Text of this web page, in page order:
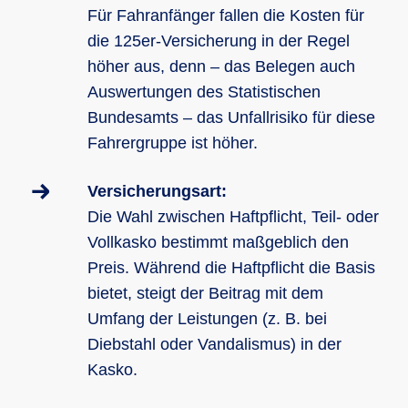
gerechtfertigt sind, und wehrt diese im
Zweifelsfall ab.
Bei Wildunfällen und Glasbruch:
Kollisionen mit Tieren oder Schäden an
der Verglasung des Fahrzeugs werden
abgedeckt, was bei Alltagsnutzung
schnell relevant werden kann.
Wenn Ihr 125er-Motorrad oder -Roller
finanziert ist, sichert die Vollkasko nicht
nur das Fahrzeug ab, sondern sorgt
auch dafür, dass Sie die Restschuld im
Falle eines Totalschadens nicht allein
Für Fahranfänger fallen die Kosten für
die 125er-Versicherung in der Regel
höher aus, denn – das Belegen auch
Auswertungen des Statistischen
Bundesamts – das Unfallrisiko für diese
Fahrergruppe ist höher.
Versicherungsart:
Die Wahl zwischen Haftpflicht, Teil- oder
Vollkasko bestimmt maßgeblich den
Preis. Während die Haftpflicht die Basis
bietet, steigt der Beitrag mit dem
Umfang der Leistungen (z. B. bei
Diebstahl oder Vandalismus) in der
Kasko.